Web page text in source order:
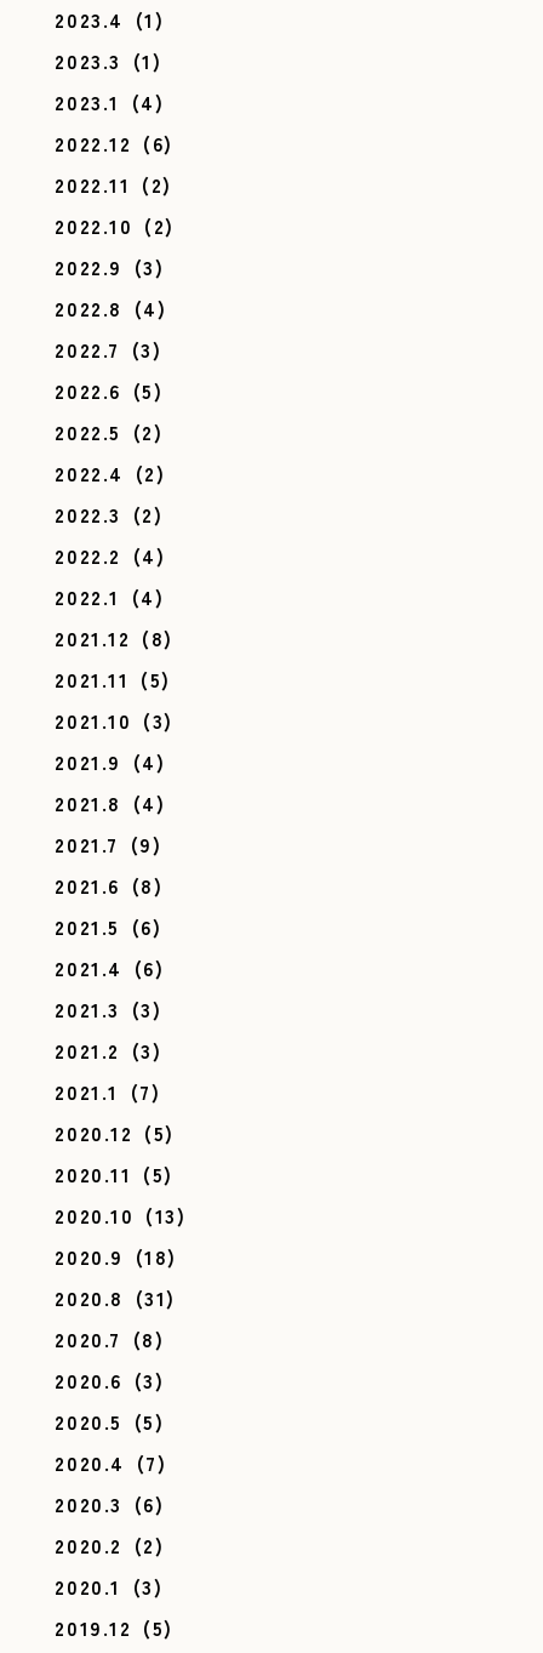
2023.4 (1)
2023.3 (1)
2023.1
(4)
2022.12 (6)
2022.11 (2)
2022.10 (2)
2022.9 (3)
2022.8 (4)
2022.7 (3)
2022.6 (5)
2022.5 (2)
2022.4 (2)
2022.3 (2)
2022.2 (4)
2022.1
(4)
2021.12 (8)
2021.11 (5)
2021.10 (3)
2021.9 (4)
2021.8 (4)
2021.7 (9)
2021.6 (8)
2021.5 (6)
2021.4 (6)
2021.3 (3)
2021.2 (3)
2021.1
(7)
2020.12 (5)
2020.11 (5)
2020.10 (13)
2020.9 (18)
2020.8 (31)
2020.7 (8)
2020.6 (3)
2020.5 (5)
2020.4 (7)
2020.3 (6)
2020.2 (2)
2020.1
(3)
2019.12 (5)